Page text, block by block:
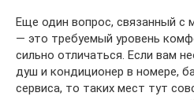
Еще один вопрос, связанный с
— это требуемый уровень
сильно отличаться. Если вам
душ и кондиционер в номере,
сервиса, то таких мест тут